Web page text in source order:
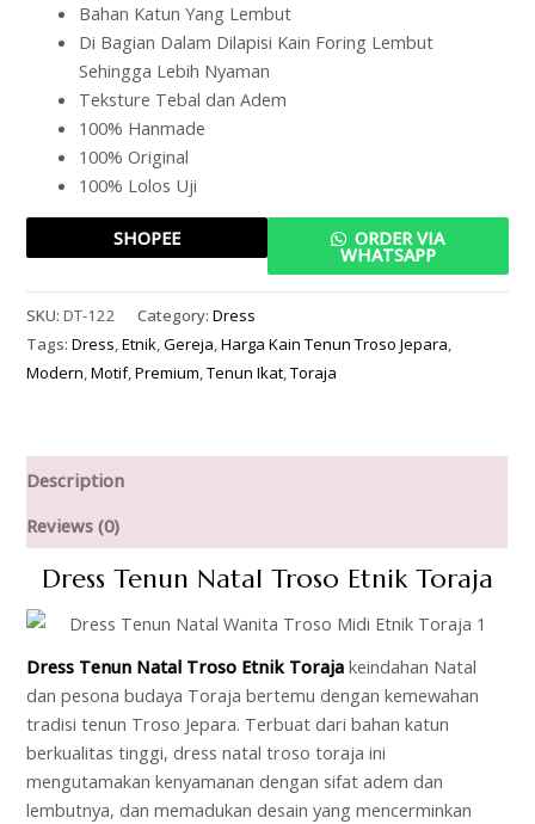
Bahan Katun Yang Lembut
Di Bagian Dalam Dilapisi Kain Foring Lembut
Sehingga Lebih Nyaman
Teksture Tebal dan Adem
100% Hanmade
100% Original
100% Lolos Uji
SHOPEE ORDER VIA
WHATSAPP
SKU: DT-122 Category:Dress
Tags:Dress,Etnik,Gereja,Harga Kain Tenun Troso Jepara,
Modern,Motif,Premium,Tenun Ikat,Toraja
Description
Reviews (0)
Dress Tenun Natal Troso Etnik Toraja
Dress Tenun Natal Troso Etnik Toraja keindahan Natal
dan pesona budaya Toraja bertemu dengan kemewahan
tradisi tenun Troso Jepara. Terbuat dari bahan katun
berkualitas tinggi, dress natal troso toraja ini
mengutamakan kenyamanan dengan sifat adem dan
lembutnya, dan memadukan desain yang mencerminkan